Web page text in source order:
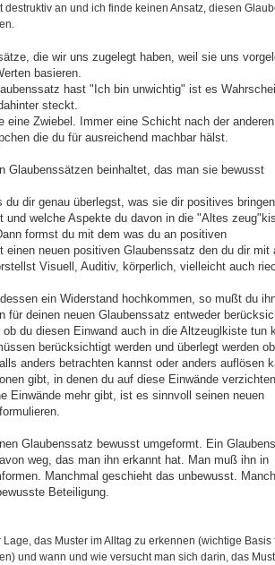
destruktiv an und ich finde keinen Ansatz, diesen
die wir uns zugelegt haben, weil sie uns
basieren.
hast "Ich bin unwichtig" ist es
steckt.
eine Zwiebel. Immer eine Schicht nach der anderen
die du für ausreichend machbar hälst.
Glaubenssätzen beinhaltet, das man sie bewusst
du dir genau überlegst, was sie dir positives
und welche Aspekte du davon in die "Altes
formst du mit dem was du an positiven
einen neuen positiven Glaubenssatz den du dir mit
Visuell, Auditiv, körperlich, vielleicht auch
ein Widerstand hochkommen, so mußt du
für deinen neuen Glaubenssatz entweder
ob du diesen Einwand auch in die Altzeuglkiste tun
berücksichtigt werden und überlegt werden
anders betrachten kannst oder anders auflösen
gibt, in denen du auf diese Einwände
Einwände mehr gibt, ist es sinnvoll seinen neuen
Glaubenssatz bewusst umgeformt. Ein
weg, das man ihn erkannt hat. Man muß ihn in
Manchmal geschieht das unbewusst.
Beteiligung.
Lage, das Muster im Alltag zu erkennen (wichtige Basis
und wann und wie versucht man sich darin, das